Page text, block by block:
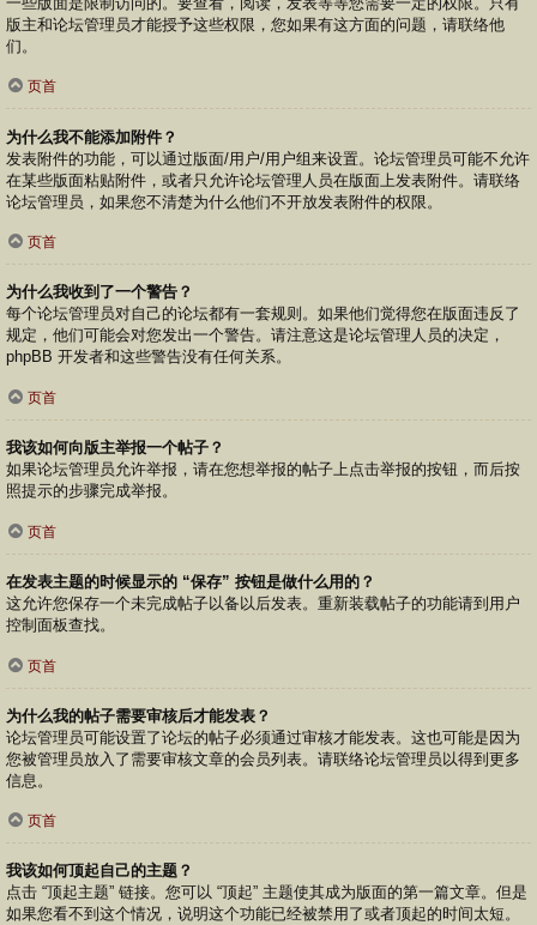
版主和论坛管理员才能授予这些权限，您如果有这方面的问题，请联络他
们。
页首
为什么我不能添加附件？
发表附件的功能，可以通过版面/用户/用户组来设置。论坛管理员可能不允许
在某些版面粘贴附件，或者只允许论坛管理人员在版面上发表附件。请联络
论坛管理员，如果您不清楚为什么他们不开放发表附件的权限。
页首
为什么我收到了一个警告？
每个论坛管理员对自己的论坛都有一套规则。如果他们觉得您在版面违反了
规定，他们可能会对您发出一个警告。请注意这是论坛管理人员的决定，
phpBB 开发者和这些警告没有任何关系。
页首
我该如何向版主举报一个帖子？
如果论坛管理员允许举报，请在您想举报的帖子上点击举报的按钮，而后按
照提示的步骤完成举报。
页首
在发表主题的时候显示的 “保存” 按钮是做什么用的？
这允许您保存一个未完成帖子以备以后发表。重新装载帖子的功能请到用户
控制面板查找。
页首
为什么我的帖子需要审核后才能发表？
论坛管理员可能设置了论坛的帖子必须通过审核才能发表。这也可能是因为
您被管理员放入了需要审核文章的会员列表。请联络论坛管理员以得到更多
信息。
页首
我该如何顶起自己的主题？
点击 “顶起主题” 链接。您可以 “顶起” 主题使其成为版面的第一篇文章。但是
如果您看不到这个情况，说明这个功能已经被禁用了或者顶起的时间太短。